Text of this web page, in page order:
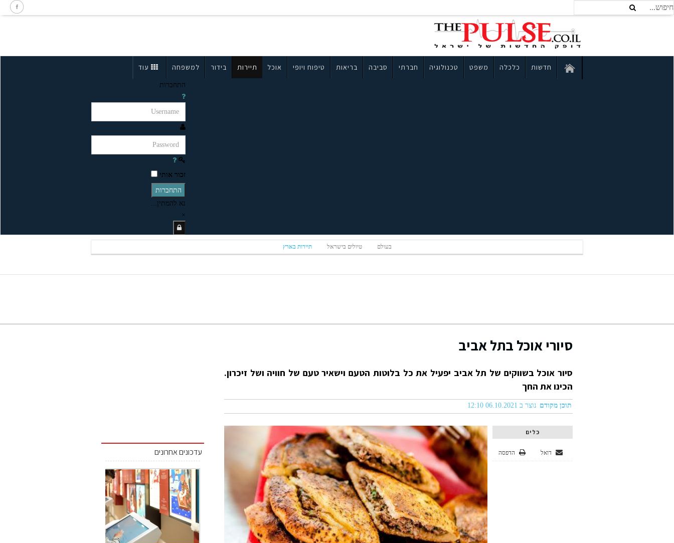
חדשות כלכלה משפט טכנולוגיה חברתי סביבה בריאות טיפוח ויופי אוכל תיירות בידור למשפחה עוד
התחברות
זכור אותי
התחברות
נא להמתין...
×
בעולם טיולים בישראל תיירות בארץ
סיורי אוכל בתל אביב
סיור אוכל בשווקים של תל אביב יפעיל את כל בלוטות הטעם וישאיר טעם של חוויה ושל זיכרון.
הכינו את החך
תוכן מקודם נוצר ב 06.10.2021 12:10
כלים
הדפסה דואל עדכונים אחרונים